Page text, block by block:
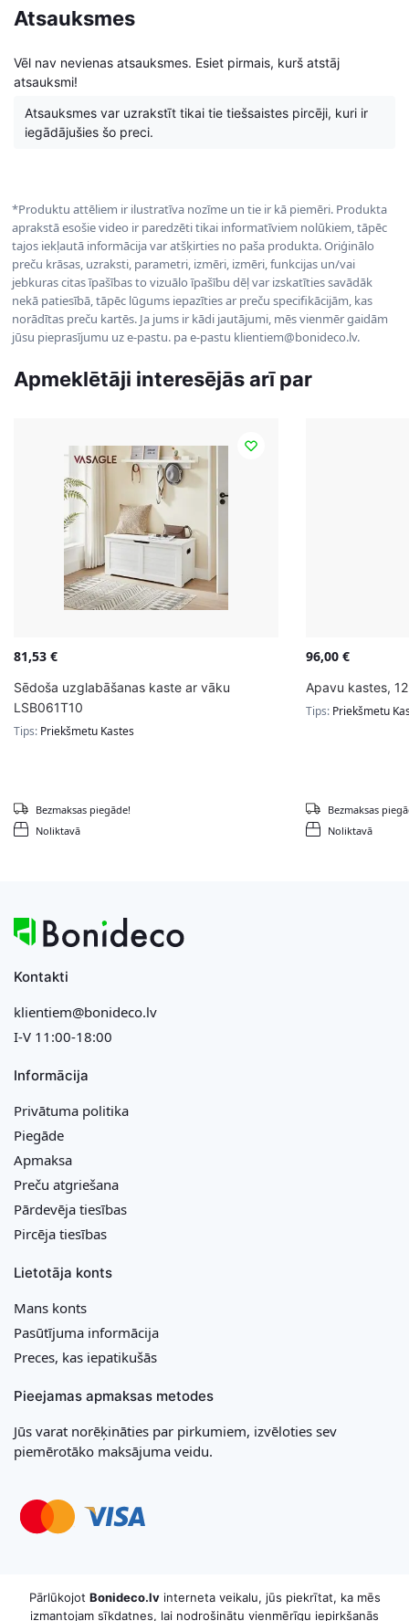
Atsauksmes
Vēl nav nevienas atsauksmes. Esiet pirmais, kurš atstāj
atsauksmi!
Atsauksmes var uzrakstīt tikai tie tiešsaistes pircēji, kuri ir
iegādājušies šo preci.
*Produktu attēliem ir ilustratīva nozīme un tie ir kā piemēri. Produkta
aprakstā esošie video ir paredzēti tikai informatīviem nolūkiem, tāpēc
tajos iekļautā informācija var atšķirties no paša produkta. Oriģinālo
preču krāsas, uzraksti, parametri, izmēri, izmēri, funkcijas un/vai
jebkuras citas īpašības to vizuālo īpašību dēļ var izskatīties savādāk
nekā patiesībā, tāpēc lūgums iepazīties ar preču specifikācijām, kas
norādītas preču kartēs. Ja jums ir kādi jautājumi, mēs vienmēr gaidām
jūsu pieprasījumu uz e-pastu. pa e-pastu klientiem@bonideco.lv.
Apmeklētāji interesējās arī par
81,53 €
Sēdoša uzglabāšanas kaste ar vāku
LSB061T10
Tips: Priekšmetu Kastes
Noliktavā
Bezmaksas piegāde!
96,00 €
Apavu kastes,
Tips: Priekšmetu
Noliktavā
Bezmaksas
Kontakti
klientiem@bonideco.lv
I-V 11:00-18:00
Informācija
Privātuma politika
Piegāde
Apmaksa
Preču atgriešana
Pārdevēja tiesības
Pircēja tiesības
Lietotāja konts
Mans konts
Pasūtījuma informācija
Preces, kas iepatikušās
Pieejamas apmaksas metodes
Jūs varat norēķināties par pirkumiem, izvēloties sev
piemērotāko maksājuma veidu.
Pārlūkojot Bonideco.lvinterneta veikalu, jūs piekrītat, ka mēs
izmantojam sīkdatnes, lai nodrošinātu vienmērīgu iepirkšanās